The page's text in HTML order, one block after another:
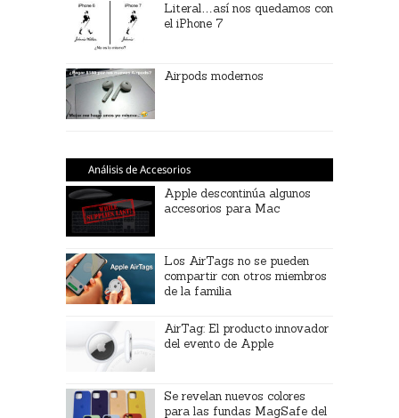
Literal…así nos quedamos con
el iPhone 7
Airpods modernos
Análisis de Accesorios
Apple descontinúa algunos
accesorios para Mac
Los AirTags no se pueden
compartir con otros miembros
de la familia
AirTag: El producto innovador
del evento de Apple
Se revelan nuevos colores
para las fundas MagSafe del